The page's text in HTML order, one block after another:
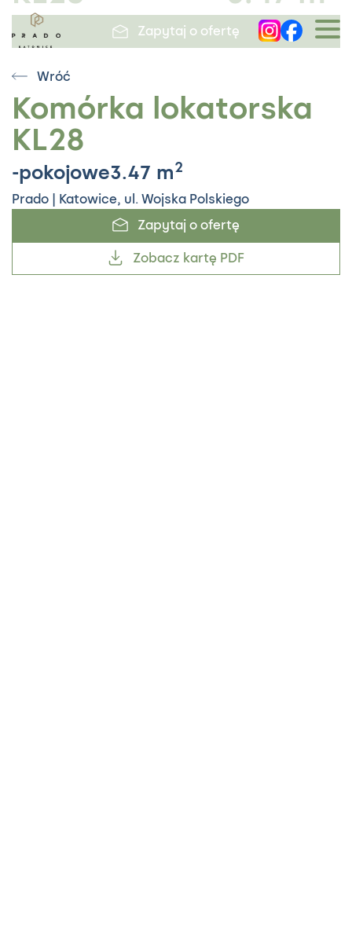
Wróć
Komórka lokatorska
KL28
-pokojowe3.47 m2
Prado | Katowice, ul. Wojska Polskiego
Zapytaj o ofertę
Zobacz kartę PDF
Prado / Komórka lokatorska KL28
-pokojowe 3.47 m2
Zobacz kartę PDF
Zapytaj o ofertę